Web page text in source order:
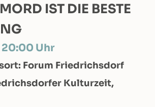
IST DIE BESTE
Uhr
Forum Friedrichsdorf
Kulturzeit,